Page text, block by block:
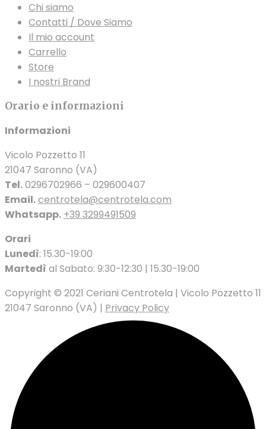
Chi siamo
Contatti / Dove Siamo
Il mio account
Carrello
Store
I nostri Brand
Orario e informazioni
Informazioni
Vicolo Pozzetto 11
21047 Saronno (VA)
Tel.0296702966 – 029600407
Email.centrotela@centrotela.com
Whatsapp. +39 3299491509
Orari
Lunedì: 15.30-19:00
Martedì al Sabato: 9:30-12:30 | 15.30-19:00
Copyright © 2021 Ceriani Centrotela | Vicolo Pozzetto 11
21047 Saronno (VA) | Privacy Policy